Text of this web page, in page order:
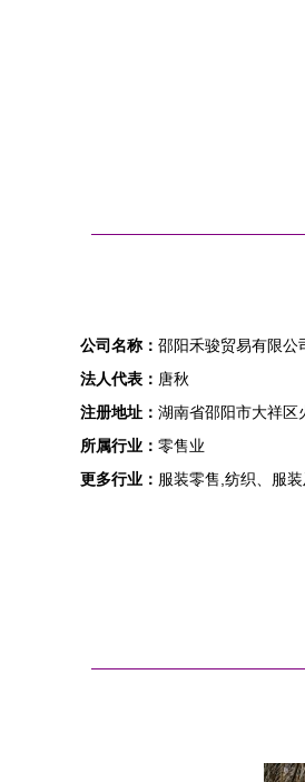
公司名称： 邵阳禾骏贸易有限公
法人代表： 唐秋
注册地址： 湖南省邵阳市大祥区
所属行业： 零售业
更多行业： 服装零售,纺织、服